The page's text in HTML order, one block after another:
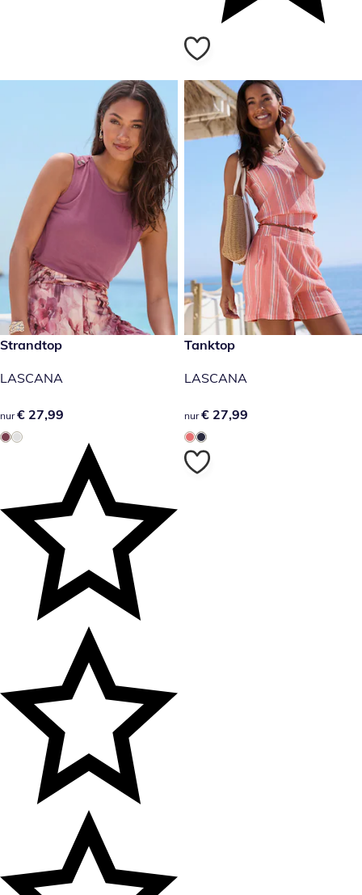
€ 27,99
Strandtop
LASCANA
€ 27,99
nur € 27,99
€ 27,99
Tanktop
LASCANA
€ 27,99
nur € 27,99